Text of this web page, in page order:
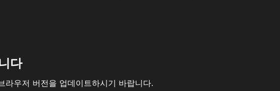
다
라우저 버전을 업데이트하시기 바랍니다.